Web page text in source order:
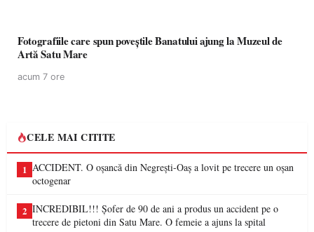
Fotografiile care spun poveștile Banatului ajung la Muzeul de
Artă Satu Mare
acum 7 ore
CELE MAI CITITE
1 ACCIDENT. O oșancă din Negrești-Oaș a lovit pe trecere un oșan
octogenar
2 INCREDIBIL!!! Șofer de 90 de ani a produs un accident pe o
trecere de pietoni din Satu Mare. O femeie a ajuns la spital